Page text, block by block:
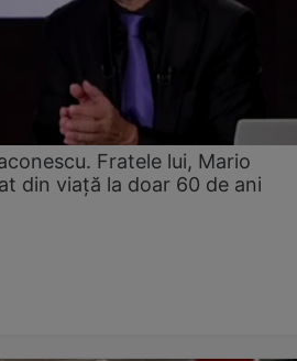
Fratele lui, Mario
din viață la doar 60 de ani